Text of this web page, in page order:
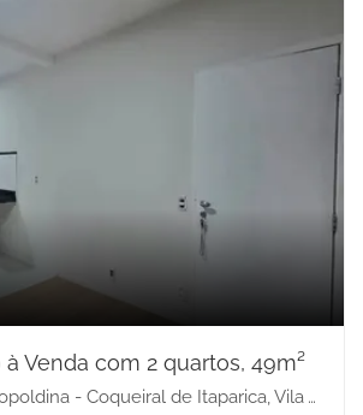
Venda com 2 quartos, 49m²
- Coqueiral de Itaparica, Vila Velha-ES